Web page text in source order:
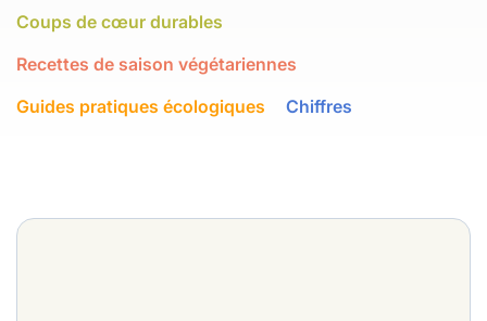
Coups de cœur durables
Recettes de saison végétariennes
Guides pratiques écologiques
Chiffres